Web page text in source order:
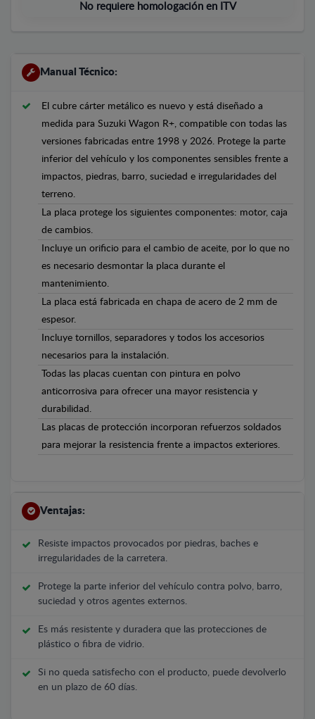
No requiere homologación en ITV
Manual Técnico:
El cubre cárter metálico es nuevo y está diseñado a
medida para Suzuki Wagon R+, compatible con todas las
versiones fabricadas entre 1998 y 2026. Protege la parte
inferior del vehículo y los componentes sensibles frente a
impactos, piedras, barro, suciedad e irregularidades del
terreno.
La placa protege los siguientes componentes: motor, caja
de cambios.
Incluye un orificio para el cambio de aceite, por lo que no
es necesario desmontar la placa durante el
mantenimiento.
La placa está fabricada en chapa de acero de 2 mm de
espesor.
Incluye tornillos, separadores y todos los accesorios
necesarios para la instalación.
Todas las placas cuentan con pintura en polvo
anticorrosiva para ofrecer una mayor resistencia y
durabilidad.
Las placas de protección incorporan refuerzos soldados
para mejorar la resistencia frente a impactos exteriores.
Ventajas:
Resiste impactos provocados por piedras, baches e
irregularidades de la carretera.
Protege la parte inferior del vehículo contra polvo, barro,
suciedad y otros agentes externos.
Es más resistente y duradera que las protecciones de
plástico o fibra de vidrio.
Si no queda satisfecho con el producto, puede devolverlo
en un plazo de 60 días.